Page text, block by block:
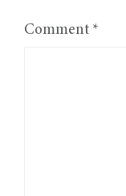
Comment *